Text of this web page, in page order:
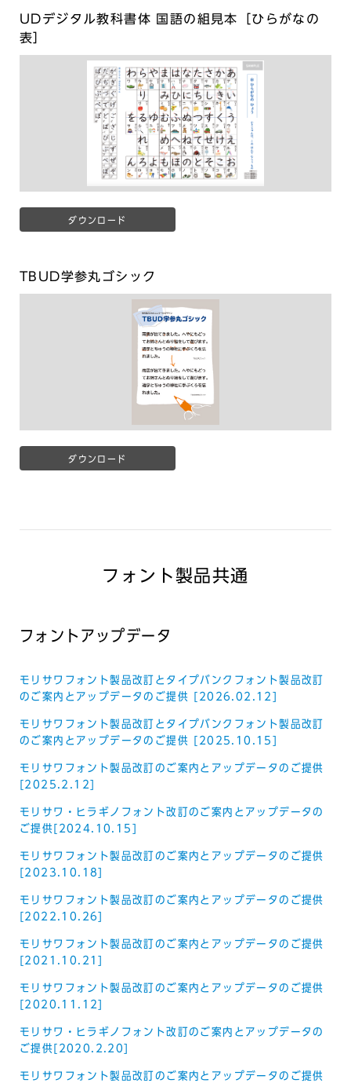
UDデジタル教科書体 国語の組見本［ひらがなの
表］
ダウンロード
TBUD学参丸ゴシック
ダウンロード
フォント製品共通
フォントアップデータ
モリサワフォント製品改訂とタイプバンクフォント製品改訂
のご案内とアップデータのご提供 [2026.02.12]
モリサワフォント製品改訂とタイプバンクフォント製品改訂
のご案内とアップデータのご提供 [2025.10.15]
モリサワフォント製品改訂のご案内とアップデータのご提供
[2025.2.12]
モリサワ・ヒラギノフォント改訂のご案内とアップデータの
ご提供[2024.10.15]
モリサワフォント製品改訂のご案内とアップデータのご提供
[2023.10.18]
モリサワフォント製品改訂のご案内とアップデータのご提供
[2022.10.26]
モリサワフォント製品改訂のご案内とアップデータのご提供
[2021.10.21]
モリサワフォント製品改訂のご案内とアップデータのご提供
[2020.11.12]
モリサワ・ヒラギノフォント改訂のご案内とアップデータの
ご提供[2020.2.20]
モリサワフォント製品改訂のご案内とアップデータのご提供